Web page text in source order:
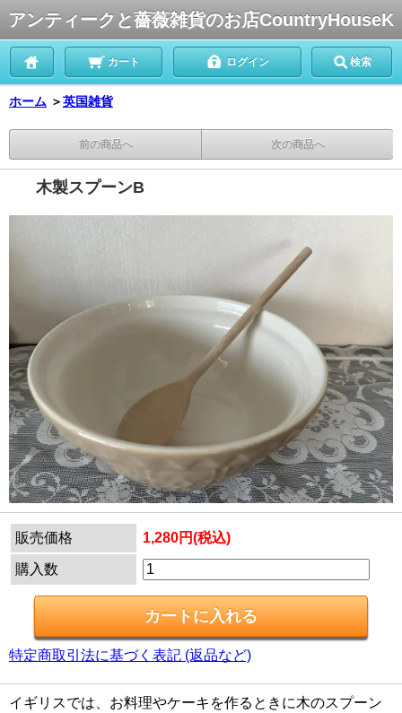
アンティークと薔薇雑貨のお店CountryHouseK
カート ログイン 検索
ホーム ＞英国雑貨
前の商品へ 次の商品へ
木製スプーンB
販売価格 1,280円(税込)
購入数
特定商取引法に基づく表記 (返品など)
イギリスでは、お料理やケーキを作るときに木のスプーン